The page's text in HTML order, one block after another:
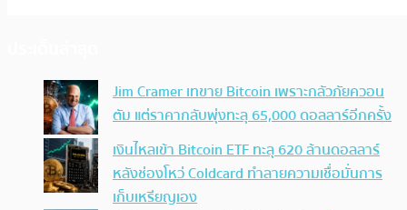
Jim Cramer เทขาย Bitcoin เพราะกลัวภัยควอน
ตัม แต่ราคากลับพุ่งทะลุ 65,000 ดอลลาร์อีกครั้ง
เงินไหลเข้า Bitcoin ETF ทะลุ 620 ล้านดอลลาร์
หลังช่องโหว่ Coldcard ทำลายความเชื่อมั่นการ
เก็บเหรียญเอง